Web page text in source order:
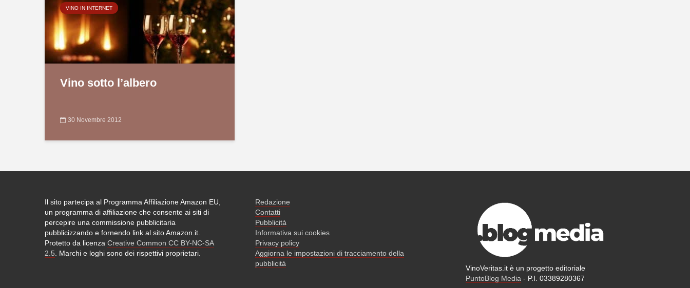
VINO IN INTERNET
Vino sotto l’albero
30 Novembre 2012
Il sito partecipa al Programma Affiliazione Amazon EU,
un programma di affiliazione che consente ai siti di
percepire una commissione pubblicitaria
pubblicizzando e fornendo link al sito Amazon.it.
Protetto da licenza Creative Common CC BY-NC-SA
2.5 . Marchi e loghi sono dei rispettivi proprietari.
Redazione
Contatti
Pubblicità
Informativa sui cookies
Privacy policy
Aggiorna le impostazioni di tracciamento della
pubblicità
VinoVeritas.it è un progetto editoriale
PuntoBlog Media - P.I. 03389280367